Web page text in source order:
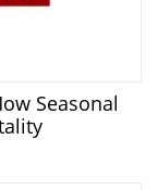
Seasonal